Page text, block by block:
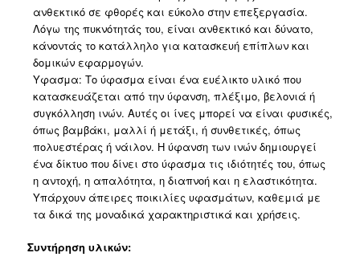
ανθεκτικό σε φθορές και εύκολο στην επεξεργασία.
Λόγω της πυκνότητάς του, είναι ανθεκτικό και δύνατο,
κάνοντάς το κατάλληλο για κατασκευή επίπλων και
δομικών εφαρμογών.
Υφασμα: Το ύφασμα είναι ένα ευέλικτο υλικό που
κατασκευάζεται από την ύφανση, πλέξιμο, βελονιά ή
συγκόλληση ινών. Αυτές οι ίνες μπορεί να είναι φυσικές,
όπως βαμβάκι, μαλλί ή μετάξι, ή συνθετικές, όπως
πολυεστέρας ή νάιλον. Η ύφανση των ινών δημιουργεί
ένα δίκτυο που δίνει στο ύφασμα τις ιδιότητές του, όπως
η αντοχή, η απαλότητα, η διαπνοή και η ελαστικότητα.
Υπάρχουν άπειρες ποικιλίες υφασμάτων, καθεμιά με
τα δικά της μοναδικά χαρακτηριστικά και χρήσεις.
Συντήρηση υλικών: